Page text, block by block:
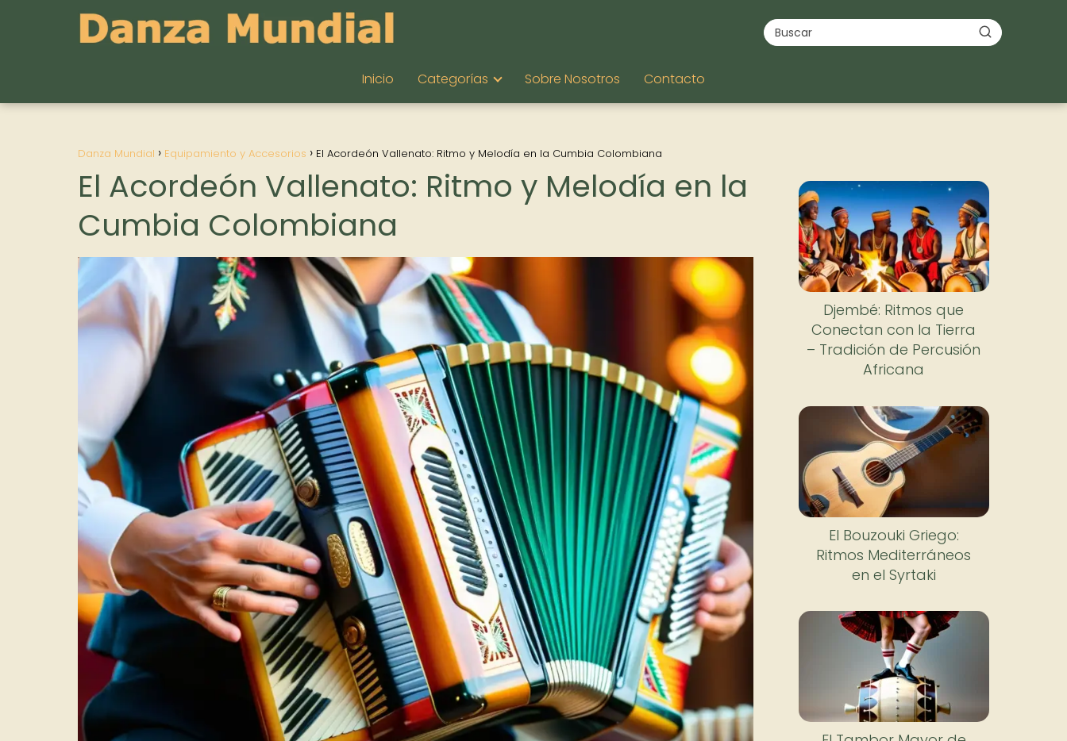
Inicio Categorías Sobre Nosotros Contacto
Danza Mundial Equipamiento y Accesorios El Acordeón Vallenato: Ritmo y Melodía en la Cumbia Colombiana
El Acordeón Vallenato: Ritmo y Melodía en la
Cumbia Colombiana
Djembé: Ritmos que
Conectan con la Tierra
– Tradición de Percusión
Africana
El Bouzouki Griego:
Ritmos Mediterráneos
en el Syrtaki